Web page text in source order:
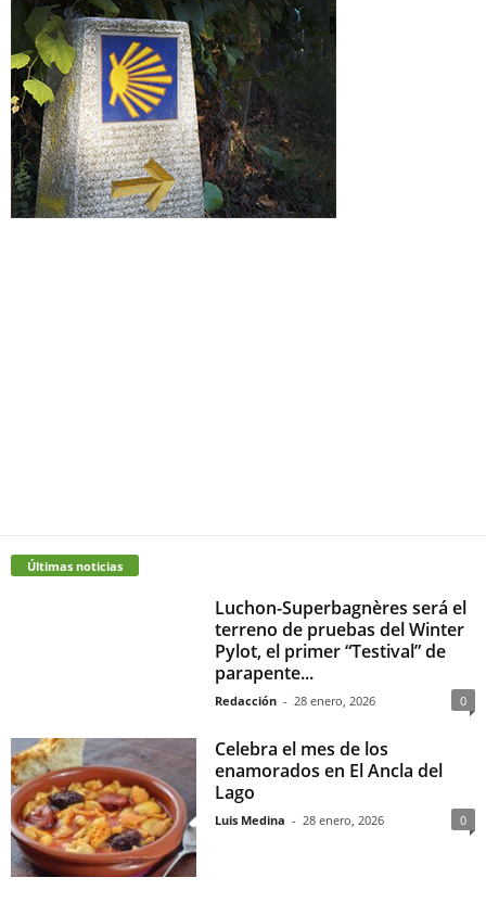
Últimas noticias
Luchon-Superbagnères será el
terreno de pruebas del Winter
Pylot, el primer “Testival” de
parapente...
Redacción - 28 enero, 2026 0
Celebra el mes de los
enamorados en El Ancla del
Lago
Luis Medina - 28 enero, 2026 0